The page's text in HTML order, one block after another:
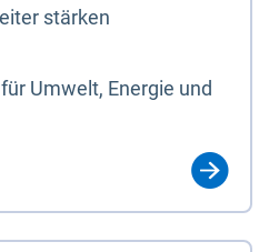
stärken
Umwelt, Energie und